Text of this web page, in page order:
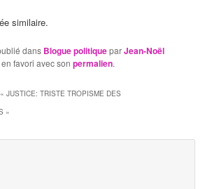
similaire.
dans Blogue politiqueparJean-Noël
en favori avec sonpermalien.
«JUSTICE: TRISTE TROPISME DES
»